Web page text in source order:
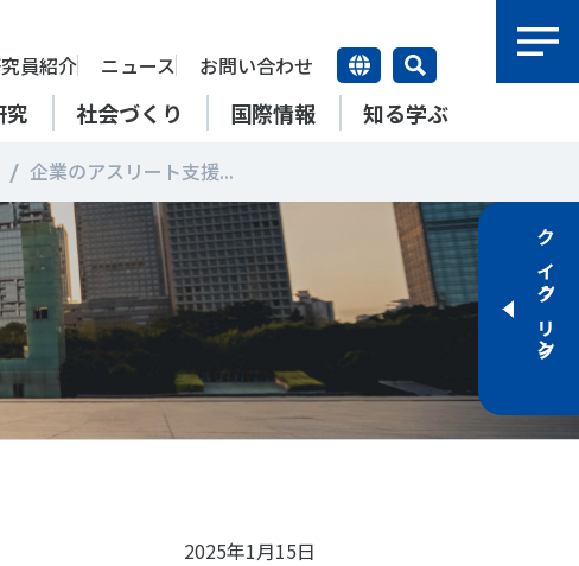
究 社会づくり 国際情報 知る学ぶ
員紹介 ニュース お問い合わせ
研究員紹介
研究員
上席特別研究員
特別研究員
健康寿命 ＃障害者スポーツ ＃スポーツ基本計画
子どものスポーツ
【動画】スポーツでアクティブ
なまちづくり
新たな地域スポーツプラットフォーム
運動部活動の実態と地域展開・
地域移行
アクティブチャレンジ
スポーツ・ライフデータ
運動部活動の実態と地域展開・
地域移行
SSFの英語版WEBサイト
SSFとできること
自治体／行政機関の方へ
SSFとできること
研究機関／競技団体の方へ
スポ
スポーツ
SSFとできること
自治体／行政機関の方へ
SSFとできること
研究機関／競技団体の方へ
SSFとできること
学生／大学生の方へ
クイックリンク
企業のアスリート支援...
2025年1月15日